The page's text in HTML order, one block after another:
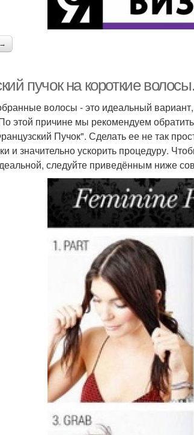
пучок на короткие волосы.
волосы - это идеальный
этой причине мы рекомендуем
Пучок". Сделать ее не так
и значительно ускорить процедуру.
следуйте приведённым ниже